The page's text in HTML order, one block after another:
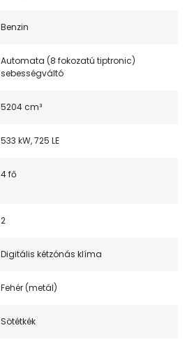
Benzin
Automata (8 fokozatú tiptronic)
sebességváltó
5204 cm³
533 kW, 725 LE
4 fő
2
Digitális kétzónás klíma
Fehér (metál)
Sötétkék